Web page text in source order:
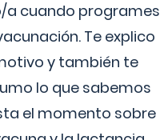
a cuando programes
Te explico
y también te
lo que sabemos
el momento sobre